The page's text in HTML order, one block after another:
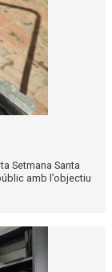
Setmana Santa
amb l’objectiu